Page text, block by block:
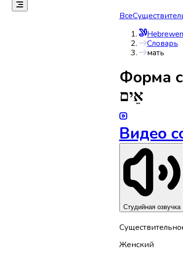
Все
Словарь
мать
Форма
אֵים
Видео
Студийная озвучка
Женский